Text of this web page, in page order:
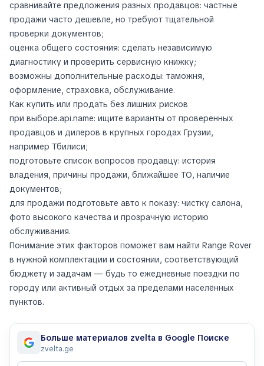
сравнивайте предложения разных продавцов: частные
продажи часто дешевле, но требуют тщательной
проверки документов;
оценка общего состояния: сделать независимую
диагностику и проверить сервисную книжку;
возможны дополнительные расходы: таможня,
оформление, страховка, обслуживание.
Как купить или продать без лишних рисков
при выборе.api.name: ищите варианты от проверенных
продавцов и дилеров в крупных городах Грузии,
например Тбилиси;
подготовьте список вопросов продавцу: история
владения, причины продажи, ближайшее ТО, наличие
документов;
для продажи подготовьте авто к показу: чистку салона,
фото высокого качества и прозрачную историю
обслуживания.
Понимание этих факторов поможет вам найти Range Rover
в нужной комплектации и состоянии, соответствующий
бюджету и задачам — будь то ежедневные поездки по
городу или активный отдых за пределами населённых
пунктов.
Больше материалов zvelta в Google Поиске
zvelta.ge